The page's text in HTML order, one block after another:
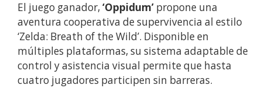
El juego ganador, ‘Oppidum’ propone una
aventura cooperativa de supervivencia al estilo
‘Zelda: Breath of the Wild’. Disponible en
múltiples plataformas, su sistema adaptable de
control y asistencia visual permite que hasta
cuatro jugadores participen sin barreras.